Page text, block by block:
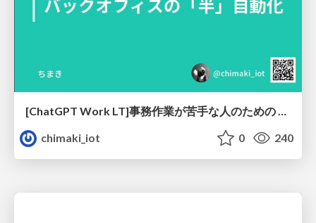
[ChatGPT Work LT]事務作業が苦手な人のための バックオフィスの「半」自動化
chimaki_iot
0 240